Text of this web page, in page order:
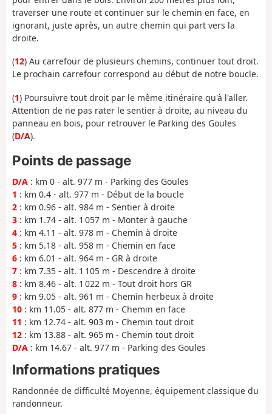
traverser une route et continuer sur le chemin en face, en
ignorant, juste après, un autre chemin qui part vers la
droite.
(12) Au carrefour de plusieurs chemins, continuer tout droit.
Le prochain carrefour correspond au début de notre boucle.
(1) Poursuivre tout droit par le même itinéraire qu'à l'aller.
Attention de ne pas rater le sentier à droite, au niveau du
panneau en bois, pour retrouver le Parking des Goules
(D/A).
Points de passage
D/A : km 0 - alt. 977 m - Parking des Goules
1 : km 0.4 - alt. 977 m - Début de la boucle
2 : km 0.96 - alt. 984 m - Sentier à droite
3 : km 1.74 - alt. 1 057 m - Monter à gauche
4 : km 4.11 - alt. 978 m - Chemin à droite
5 : km 5.18 - alt. 958 m - Chemin en face
6 : km 6.01 - alt. 964 m - GR à droite
7 : km 7.35 - alt. 1 105 m - Descendre à droite
8 : km 8.46 - alt. 1 022 m - Tout droit hors GR
9 : km 9.05 - alt. 961 m - Chemin herbeux à droite
10 : km 11.05 - alt. 877 m - Chemin en face
11 : km 12.74 - alt. 903 m - Chemin tout droit
12 : km 13.88 - alt. 965 m - Chemin tout droit
D/A : km 14.67 - alt. 977 m - Parking des Goules
Informations pratiques
Randonnée de difficulté Moyenne, équipement classique du
randonneur.